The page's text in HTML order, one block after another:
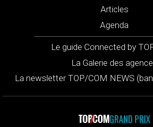
Articles
Agenda
Le guide Connected by
La Galerie des
La newsletter TOP/COM NEWS
GRAND PRIX